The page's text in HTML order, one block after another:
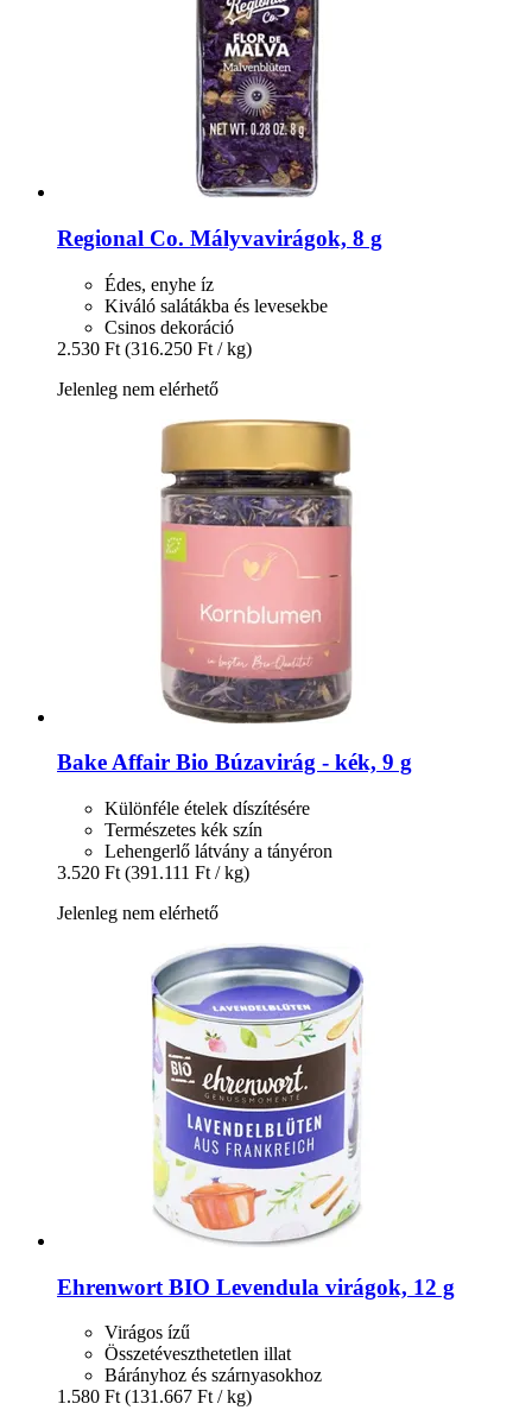
Regional Co. Mályvavirágok, 8 g
Édes, enyhe íz
Kiváló salátákba és levesekbe
Csinos dekoráció
2.530 Ft (316.250 Ft / kg)
Jelenleg nem elérhető
Bake Affair Bio Búzavirág -​ kék, 9 g
Különféle ételek díszítésére
Természetes kék szín
Lehengerlő látvány a tányéron
3.520 Ft (391.111 Ft / kg)
Jelenleg nem elérhető
Ehrenwort BIO Levendula virágok, 12 g
Virágos ízű
Összetéveszthetetlen illat
Bárányhoz és szárnyasokhoz
1.580 Ft (131.667 Ft / kg)